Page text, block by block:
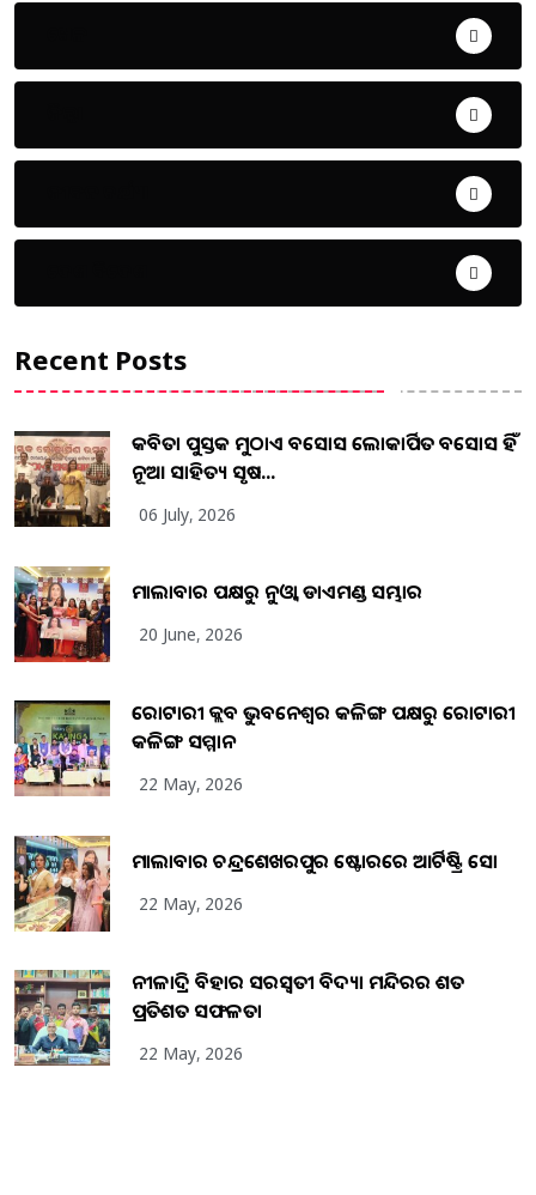
Recent Posts
କବିତା ପୁସ୍ତକ ମୁଠାଏ ଅବସୋସ ଲୋକାର୍ପିତ ଅବସୋସ ହିଁ
ନୂଆ ସାହିତ୍ୟ ସୃଷ...
06 July, 2026
ମାଲାବାର ପକ୍ଷରୁ ନୁଓ୍ବା ଡାଏମଣ୍ଡ ସମ୍ଭାର
20 June, 2026
ରୋଟାରୀ କ୍ଲବ ଭୁବନେଶ୍ୱର କଳିଙ୍ଗ ପକ୍ଷରୁ ରୋଟାରୀ
କଳିଙ୍ଗ ସମ୍ମାନ
22 May, 2026
ମାଲାବାର ଚନ୍ଦ୍ରଶେଖରପୁର ଷ୍ଟୋରରେ ଆର୍ଟିଷ୍ଟ୍ରି ସୋ
22 May, 2026
ନୀଳାଦ୍ରି ବିହାର ସରସ୍ୱତୀ ବିଦ୍ୟା ମନ୍ଦିରର ଶତ
ପ୍ରତିଶତ ସଫଳତା
22 May, 2026